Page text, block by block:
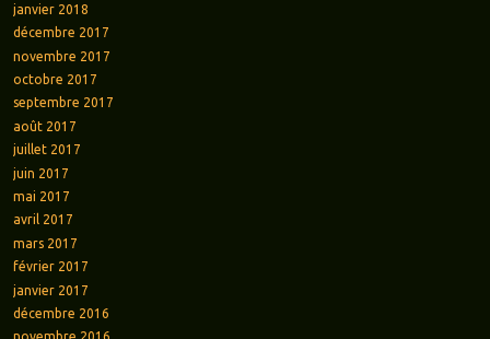
janvier 2018
décembre 2017
novembre 2017
octobre 2017
septembre 2017
août 2017
juillet 2017
juin 2017
mai 2017
avril 2017
mars 2017
février 2017
janvier 2017
décembre 2016